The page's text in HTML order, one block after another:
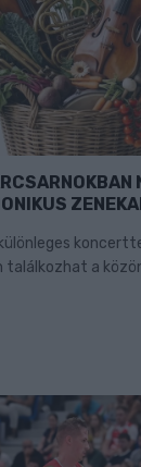
találkozhat a